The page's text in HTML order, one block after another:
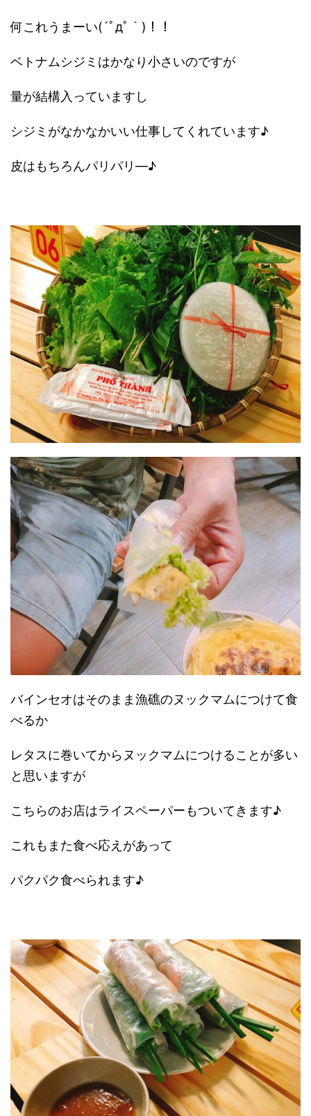
何これうまーい(´ﾟдﾟ｀)！！
ベトナムシジミはかなり小さいのですが
量が結構入っていますし
シジミがなかなかいい仕事してくれています♪
皮はもちろんパリパリ―♪
バインセオはそのまま漁礁のヌックマムにつけて食
べるか
レタスに巻いてからヌックマムにつけることが多い
と思いますが
こちらのお店はライスペーパーもついてきます♪
これもまた食べ応えがあって
パクパク食べられます♪